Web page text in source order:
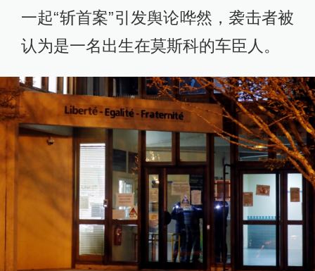
一起“斩首案”引发舆论哗然，袭击者被
认为是一名出生在莫斯科的车臣人。